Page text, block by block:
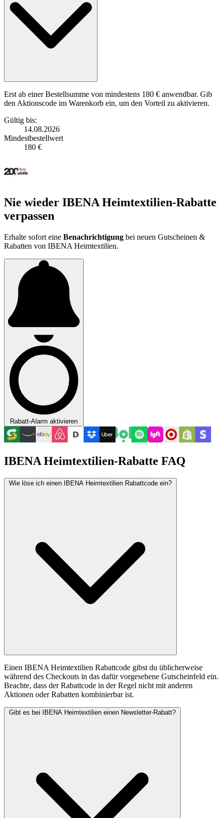
Erst ab einer Bestellsumme von mindestens 180 € anwendbar. Gib
den Aktionscode im Warenkorb ein, um den Vorteil zu aktivieren.
Gültig bis:
14.08.2026
Mindestbestellwert
180 €
Nie wieder IBENA Heimtextilien-Rabatte
verpassen
Erhalte sofort eine Benachrichtigung bei neuen Gutscheinen &
Rabatten von IBENA Heimtextilien.
Rabatt-Alarm aktivieren
IBENA Heimtextilien-Rabatte FAQ
Wie löse ich einen IBENA Heimtextilien Rabattcode ein?
Einen IBENA Heimtextilien Rabattcode gibst du üblicherweise
während des Checkouts in das dafür vorgesehene Gutscheinfeld ein.
Beachte, dass der Rabattcode in der Regel nicht mit anderen
Aktionen oder Rabatten kombinierbar ist.
Gibt es bei IBENA Heimtextilien einen Newsletter-Rabatt?